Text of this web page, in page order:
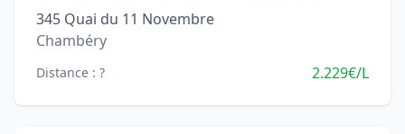
345 Quai du 11 Novembre
Chambéry
Distance : ? 2.229€/L